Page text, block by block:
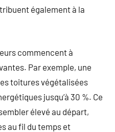
également à la
commencent à
Par exemple, une
toitures végétalisées
jusqu’à 30 %. Ce
élevé au départ,
au fil du temps et